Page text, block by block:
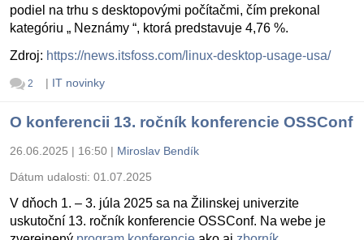
podiel na trhu s desktopovými počítačmi, čím prekonal
kategóriu „ Neznámy “, ktorá predstavuje 4,76 %.
Zdroj: https://news.itsfoss.com/linux-desktop-usage-usa/
2 | IT novinky
O konferencii 13. ročník konferencie OSSConf
26.06.2025 | 16:50 | Miroslav Bendík
Dátum udalosti: 01.07.2025
V dňoch 1. – 3. júla 2025 sa na Žilinskej univerzite
uskutoční 13. ročník konferencie OSSConf. Na webe je